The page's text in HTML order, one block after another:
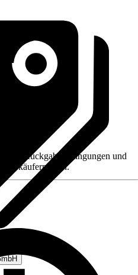
B. Rückgabebedingungen und